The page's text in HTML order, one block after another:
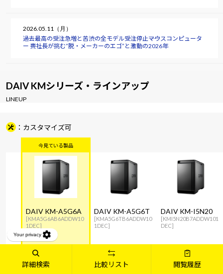
2026.05.11（月）
過去最高の受注急増と苦渋の全モデル受注停止――マウスコンピュータ
ー 軣社長が挑む“脱・メーカーのエゴ”と激動の2026年
DAIV KMシリーズ・ラインアップ
LINEUP
カスタマイズ可
DAIV KM-A5G6A
[KMA5G6AB6ADDW10
1DEC]
Windows 11 Home
64ビット
DAIV KM-A5G6T
[KMA5G6TB6ADDW10
1DEC]
Windows 11 Home
64ビット
DAIV KM-I5N20
[KMI5N20B7ADDW101
DEC]
Windows 11 Home
詳細検索 比較リスト 閲覧履歴